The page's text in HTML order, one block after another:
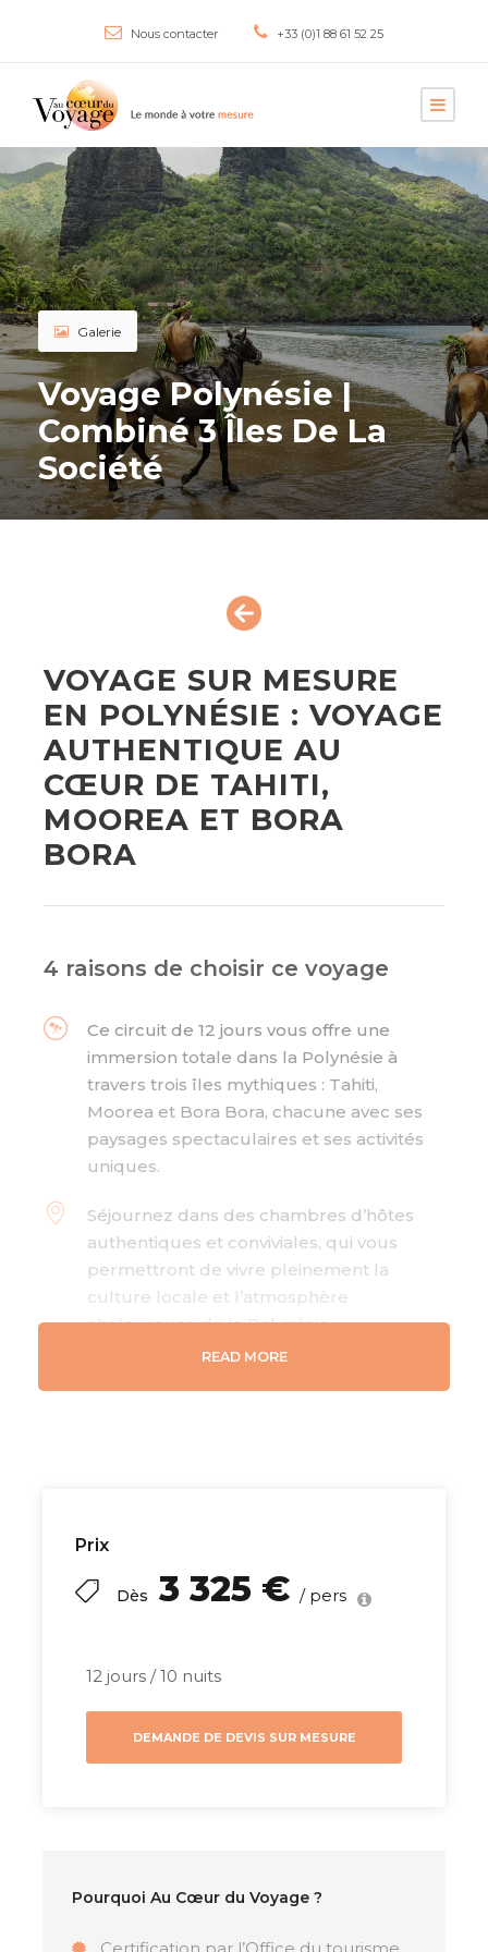
Nous contacter +33 (0)1 88 61 52 25
Galerie
Voyage Polynésie |
Combiné 3 Îles De La
Société
Prix
Dès 3 325 € / pers
12 jours / 10 nuits
DEMANDE DE DEVIS SUR MESURE
Pourquoi Au Cœur du Voyage ?
VOYAGE SUR MESURE
EN POLYNÉSIE : VOYAGE
AUTHENTIQUE AU
CŒUR DE TAHITI,
MOOREA ET BORA
BORA
4 raisons de choisir ce voyage
Ce circuit de 12 jours vous offre une
immersion totale dans la Polynésie à
travers trois îles mythiques : Tahiti,
Moorea et Bora Bora, chacune avec ses
paysages spectaculaires et ses activités
uniques.
Séjournez dans des chambres d’hôtes
authentiques et conviviales, qui vous
permettront de vivre pleinement la
culture locale et l’atmosphère
chaleureuse de la Polynésie.
de découvertes culturelles ou
d’aventure, ce voyage en Polynésie
mélange parfait de relaxation et
READ MORE